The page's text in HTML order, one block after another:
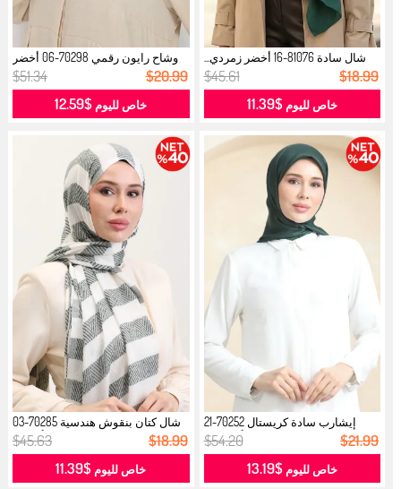
شال سادة 81076-16 أخضر زمردي...
$45.61 $18.99
خاص لليوم$11.39
وشاح رايون رقمي 70298-06 أخضر
زمردي...
$51.34 $20.99
خاص لليوم $12.59
إيشارب سادة كريستال 70252-21
أخضر ز...
$54.20 $21.99
خاص لليوم$13.19
شال كتان بنقوش هندسية 70285-03
أخضر...
$45.63 $18.99
خاص لليوم $11.39